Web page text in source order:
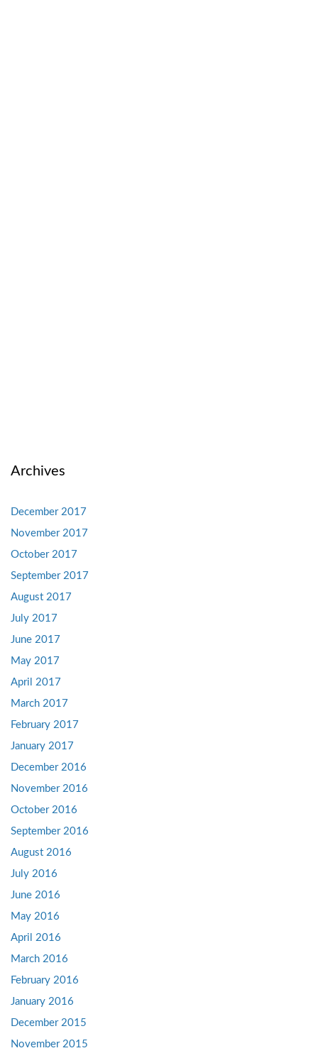
Archives
December 2017
November 2017
October 2017
September 2017
August 2017
July 2017
June 2017
May 2017
April 2017
March 2017
February 2017
January 2017
December 2016
November 2016
October 2016
September 2016
August 2016
July 2016
June 2016
May 2016
April 2016
March 2016
February 2016
January 2016
December 2015
November 2015